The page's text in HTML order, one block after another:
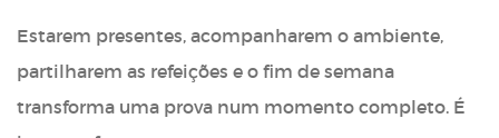
Estarem presentes, acompanharem o ambiente,
partilharem as refeições e o fim de semana
transforma uma prova num momento completo. É